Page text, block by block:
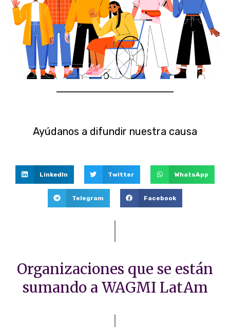
Ayúdanos a difundir nuestra causa
LinkedIn Twitter WhatsApp
Telegram Facebook
Organizaciones que se están
sumando a WAGMI LatAm